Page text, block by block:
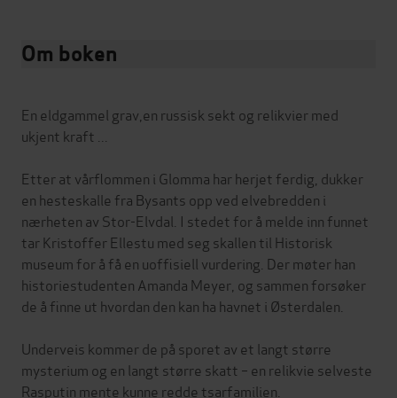
Om boken
En eldgammel grav,en russisk sekt og relikvier med
ukjent kraft ...
Etter at vårflommen i Glomma har herjet ferdig, dukker
en hesteskalle fra Bysants opp ved elvebredden i
nærheten av Stor-Elvdal. I stedet for å melde inn funnet
tar Kristoffer Ellestu med seg skallen til Historisk
museum for å få en uoffisiell vurdering. Der møter han
historiestudenten Amanda Meyer, og sammen forsøker
de å finne ut hvordan den kan ha havnet i Østerdalen.
Underveis kommer de på sporet av et langt større
mysterium og en langt større skatt – en relikvie selveste
Rasputin mente kunne redde tsarfamilien.